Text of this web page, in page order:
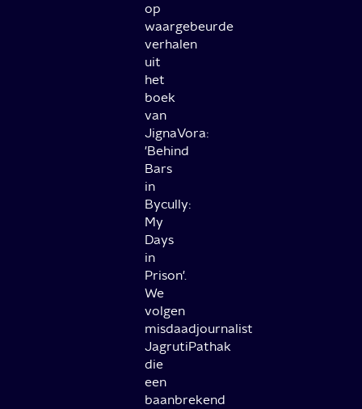
op
waargebeurde
verhalen
uit
het
boek
van
JignaVora:
'Behind
Bars
in
Bycully:
My
Days
in
Prison'.
We
volgen
misdaadjournalist
JagrutiPathak
die
een
baanbrekend